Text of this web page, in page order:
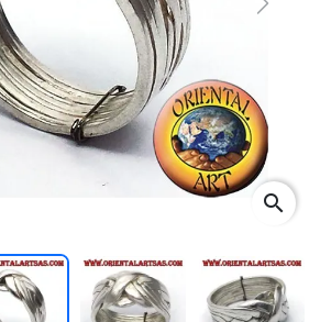
Next
search